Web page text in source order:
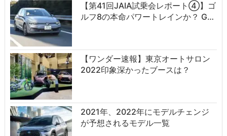
【第41回JAIA試乗会レポート④】ゴ
ルフ8の本命パワートレインか？ G…
【ワンダー速報】東京オートサロン
2022印象深かったブースは？
2021年、2022年にモデルチェンジ
が予想されるモデル一覧